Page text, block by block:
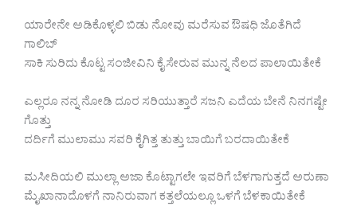
ಯಾರೇನೇ ಅಡಿಕೊಳ್ಳಲಿ ಬಿಡು ನೋವು ಮರೆಸುವ ಔಷಧಿ ಜೊತೆಗಿದೆ
ಗಾಲಿಬ್
ಸಾಕಿ ಸುರಿದು ಕೊಟ್ಟ ಸಂಜೀವಿನಿ ಕೈ ಸೇರುವ ಮುನ್ನ ನೆಲದ ಪಾಲಾಯಿತೇಕೆ
ಎಲ್ಲರೂ ನನ್ನ ನೋಡಿ ದೂರ ಸರಿಯುತ್ತಾರೆ ಸಜನಿ ಎದೆಯ ಬೇನೆ ನಿನಗಷ್ಟೇ
ಗೊತ್ತು
ದರ್ದಿಗೆ ಮುಲಾಮು ಸವರಿ ಕೈಗಿತ್ತ ತುತ್ತು ಬಾಯಿಗೆ ಬರದಾಯಿತೇಕೆ
ಮಸೀದಿಯಲಿ ಮುಲ್ಲಾ ಅಜಾ ಕೊಟ್ಟಾಗಲೇ ಇವರಿಗೆ ಬೆಳಗಾಗುತ್ತದೆ ಅರುಣಾ
ಮೈಖಾನಾದೊಳಗೆ ನಾನಿರುವಾಗ ಕತ್ತಲೆಯಲ್ಲೂ ಒಳಗೆ ಬೆಳಕಾಯಿತೇಕೆ